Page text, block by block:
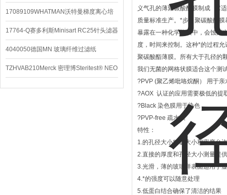
配件
17089109WHATMAN沃特曼梯度离心培
养基
17764-Q赛多利斯Minisart RC25针头滤器
4040050德国MN 玻璃纤维过滤纸
TZHVAB210Merck 密理博Steritest® NEO
设备
义气孔的薄聚碳酸酯膜制成 它
质量标准生产。*步，聚碳酸酯
暴露在一种化学物质中，会蚀刻
度，时间来控制。这种*的过程
聚碳酸酯薄膜。所有大于孔径的
我们无菌的网格状膜适合这个测
?PVP (聚乙烯吡咯烷酮） 用于亲
?AOX 认证的应用需要极低的提
?Black 染色膜用于染色
?PVP-free 疏水膜
特性：
1.的孔径大小精确大小和密度允
2.直接的厚度和孔径大小测量提
3.光滑，薄的玻璃样表面适用于
4.*的强度可以随意处理
5.低蛋白结合确保了清洁的结果